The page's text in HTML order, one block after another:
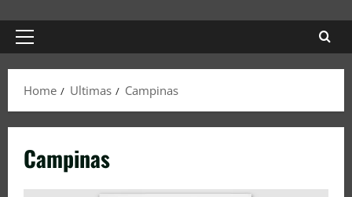
Home Ultimas Campinas
Campinas